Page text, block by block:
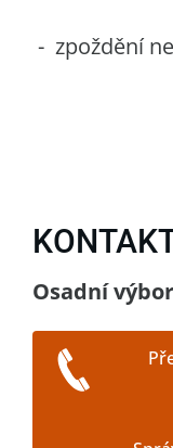
- zpoždění
Osadní